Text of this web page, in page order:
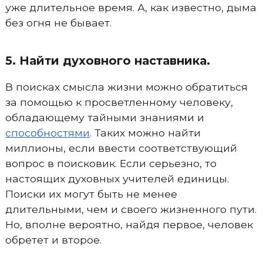
уже длительное время. А, как известно, дыма
без огня не бывает.
5. Найти духовного наставника.
В поисках смысла жизни можно обратиться
за помощью к просветленному человеку,
обладающему тайными знаниями и
способностями. Таких можно найти
миллионы, если ввести соответствующий
вопрос в поисковик. Если серьезно, то
настоящих духовных учителей единицы.
Поиски их могут быть не менее
длительными, чем и своего жизненного пути.
Но, вполне вероятно, найдя первое, человек
обретет и второе.